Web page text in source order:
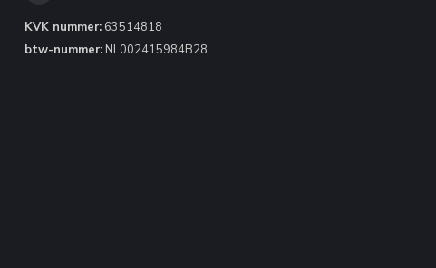
KVK nummer: 63514818
btw-nummer: NL002415984B28